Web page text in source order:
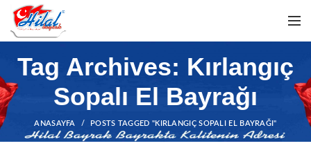
Tag Archives: Kırlangıç
Sopalı El Bayrağı
ANASAYFA POSTS TAGGED "KIRLANGIÇ SOPALI EL BAYRAĞI"